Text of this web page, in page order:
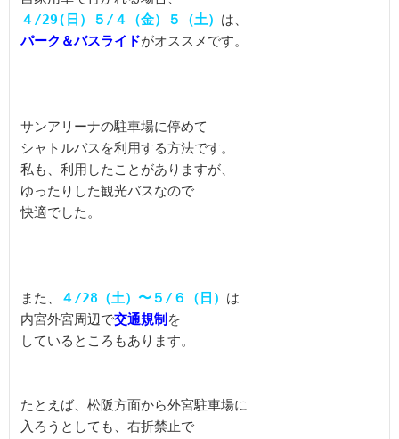
４/29(日）５/４（金）５（土）
パーク＆バスライドがオススメです。
サンアリーナの駐車場に停めて
シャトルバスを利用する方法です。
私も、利用したことがありますが、
ゆったりした観光バスなので
快適でした。
また、 ４/28（土）〜５/６（日） は
内宮外宮周辺で交通規制 を
しているところもあります。
たとえば、松阪方面から外宮駐車場に
入ろうとしても、右折禁止で